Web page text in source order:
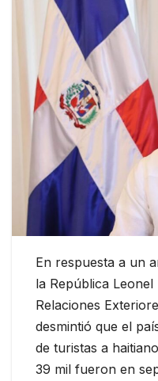
En respuesta a un
la República
Relaciones
desmintió que el
de turistas a
39 mil fueron en